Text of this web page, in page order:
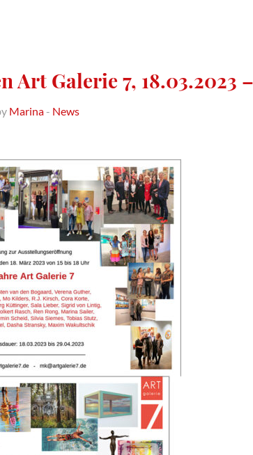
Art Galerie 7, 18.03.2023
Marina - News